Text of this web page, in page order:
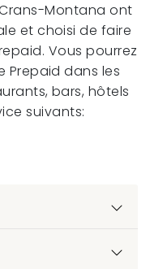
Montana ont
et choisi de faire
Vous pourrez
Prepaid dans les
bars, hôtels
suivants: